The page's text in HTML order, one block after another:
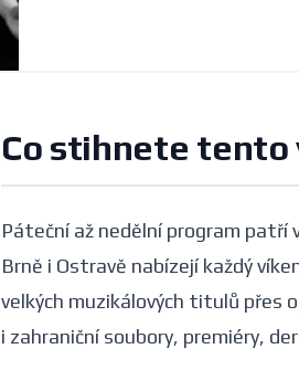
Co stihnete tento
Páteční až nedělní program patří
Brně i Ostravě nabízejí každý
velkých muzikálových titulů přes
i zahraniční soubory, premiéry,